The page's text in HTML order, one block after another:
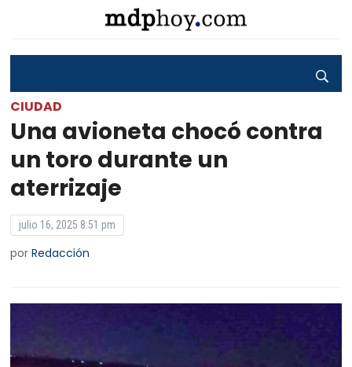
CIUDAD
Una avioneta chocó contra
un toro durante un
aterrizaje
julio 16, 2025 8:51 pm
porRedacción